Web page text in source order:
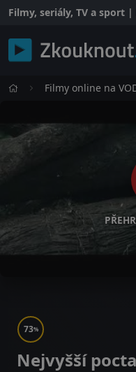
Filmy, seriály, TV a sport
Filmy online na
73%
Nejvyšší pocta